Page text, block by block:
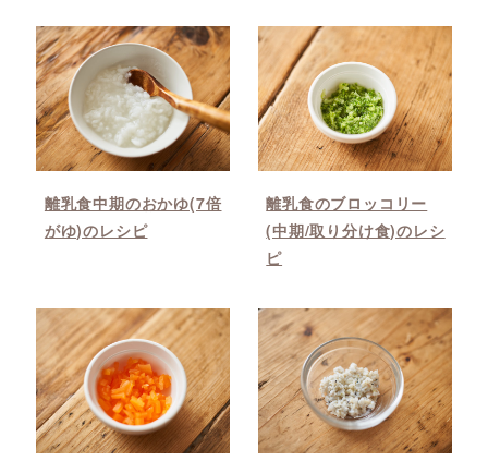
離乳食中期のおかゆ(7倍
がゆ)のレシピ
離乳食のブロッコリー
(中期/取り分け食)のレシ
ピ